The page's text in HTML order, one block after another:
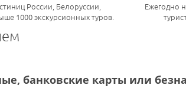
России, Белоруссии,
1000 экскурсионных туров.
Ежегодно
банковские карты или